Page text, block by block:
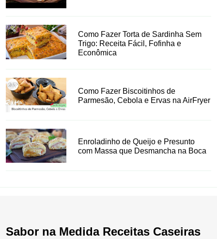
Como Fazer Torta de Sardinha Sem
Trigo: Receita Fácil, Fofinha e
Econômica
Como Fazer Biscoitinhos de
Parmesão, Cebola e Ervas na AirFryer
Enroladinho de Queijo e Presunto
com Massa que Desmancha na Boca
Sabor na Medida Receitas Caseiras